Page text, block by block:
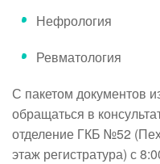
Нефрология
Ревматология
С пакетом документов
обращаться в
отделение ГКБ №52
этаж регистратура) с